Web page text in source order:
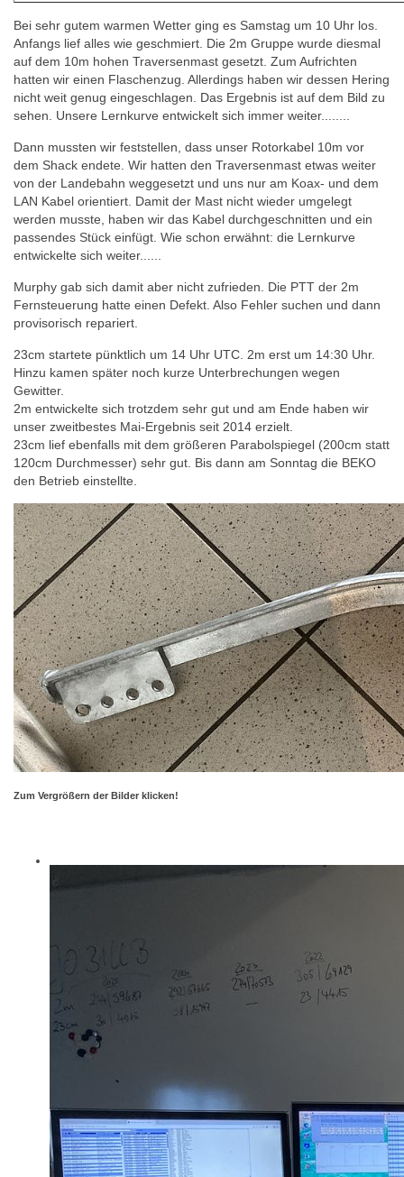
Bei sehr gutem warmen Wetter ging es Samstag um 10 Uhr los.
Anfangs lief alles wie geschmiert. Die 2m Gruppe wurde diesmal
auf dem 10m hohen Traversenmast gesetzt. Zum Aufrichten
hatten wir einen Flaschenzug. Allerdings haben wir dessen Hering
nicht weit genug eingeschlagen. Das Ergebnis ist auf dem Bild zu
sehen. Unsere Lernkurve entwickelt sich immer weiter........
Dann mussten wir feststellen, dass unser Rotorkabel 10m vor
dem Shack endete. Wir hatten den Traversenmast etwas weiter
von der Landebahn weggesetzt und uns nur am Koax- und dem
LAN Kabel orientiert. Damit der Mast nicht wieder umgelegt
werden musste, haben wir das Kabel durchgeschnitten und ein
passendes Stück einfügt. Wie schon erwähnt: die Lernkurve
entwickelte sich weiter......
Murphy gab sich damit aber nicht zufrieden. Die PTT der 2m
Fernsteuerung hatte einen Defekt. Also Fehler suchen und dann
provisorisch repariert.
23cm startete pünktlich um 14 Uhr UTC. 2m erst um 14:30 Uhr.
Hinzu kamen später noch kurze Unterbrechungen wegen
Gewitter.
2m entwickelte sich trotzdem sehr gut und am Ende haben wir
unser zweitbestes Mai-Ergebnis seit 2014 erzielt.
23cm lief ebenfalls mit dem größeren Parabolspiegel (200cm statt
120cm Durchmesser) sehr gut. Bis dann am Sonntag die BEKO
den Betrieb einstellte.
Zum Vergrößern der Bilder klicken!